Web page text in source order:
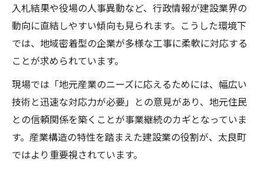
建設現場の変化が町の魅力向上に寄与
建設業と地域の共生による社会貢献
太良町の建設労働環境と人口動向の関係
入札結果や役場の人事異動など、行政情報が建設業界の
動向に直結しやすい傾向も見られます。こうした環境下
では、地域密着型の企業が多様な工事に柔軟に対応する
ことが求められています。
現場では「地元産業のニーズに応えるためには、幅広い
技術と迅速な対応力が必要」との意見があり、地元住民
との信頼関係を築くことが事業継続のカギとなっていま
す。産業構造の特性を踏まえた建設業の役割が、太良町
ではより重要視されています。